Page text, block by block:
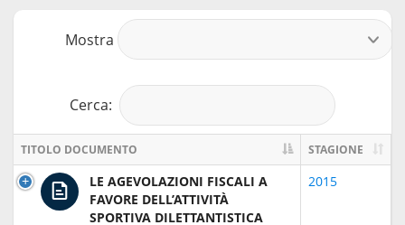
Mostra
Cerca:
TITOLO DOCUMENTO STAGIONE
LE AGEVOLAZIONI FISCALI A
FAVORE DELL’ATTIVITÀ
SPORTIVA DILETTANTISTICA
2015